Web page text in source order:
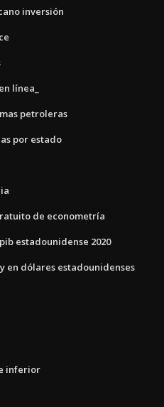
inversión
línea_
petroleras
por estado
de econometría
estadounidense 2020
en dólares estadounidenses
inferior